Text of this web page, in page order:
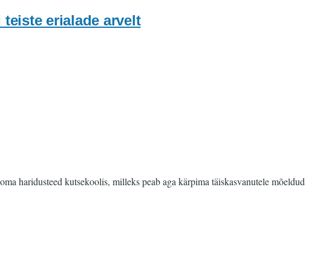
erialade arvelt
haridusteed kutsekoolis, milleks peab aga kärpima täiskasvanutele mõeldud